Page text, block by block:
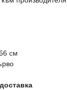
см